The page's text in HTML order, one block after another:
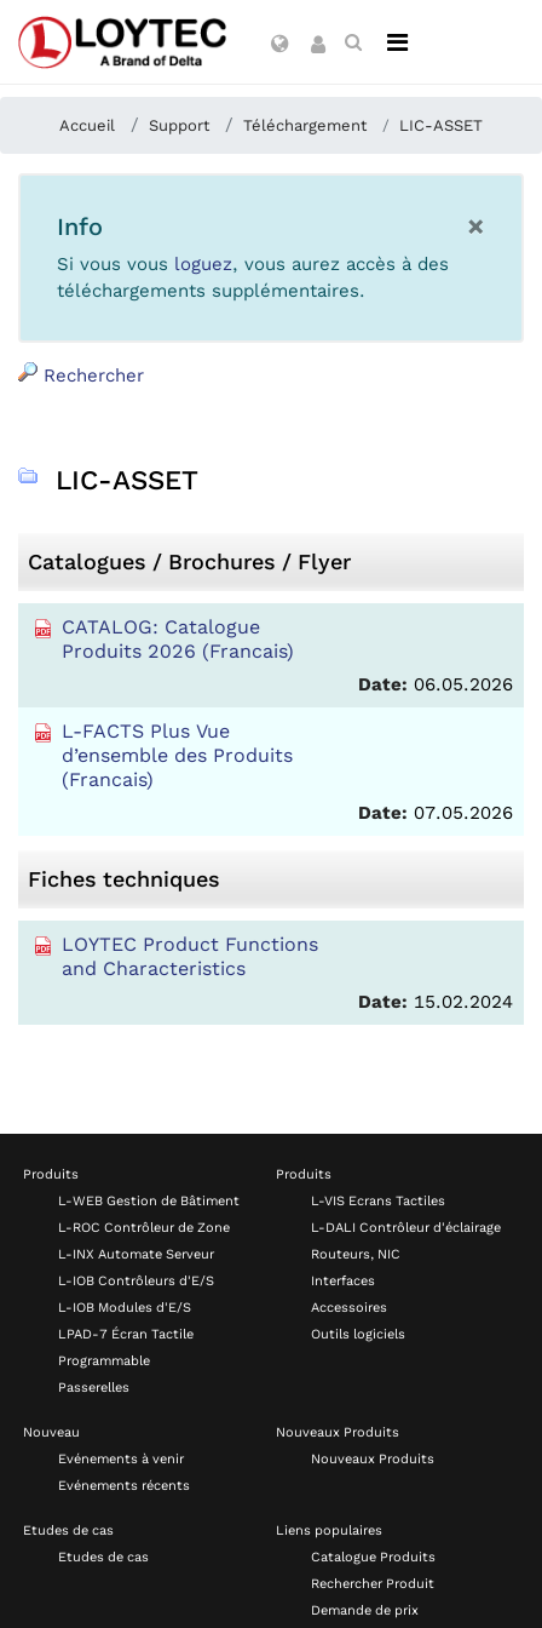
Accueil Support Téléchargement LIC-ASSET
×
Info
Si vous vous loguez, vous aurez accès à des
téléchargements supplémentaires.
Rechercher
LIC-ASSET
Catalogues / Brochures / Flyer
CATALOG: Catalogue
Produits 2026 (Francais)
Date: 06.05.2026
L-FACTS Plus Vue
d’ensemble des Produits
(Francais)
Date: 07.05.2026
Fiches techniques
LOYTEC Product Functions
and Characteristics
Date: 15.02.2024
Produits
L-WEB Gestion de Bâtiment
L-ROC Contrôleur de Zone
L-INX Automate Serveur
L-IOB Contrôleurs d'E/S
L-IOB Modules d'E/S
LPAD-7 Écran Tactile
Programmable
Passerelles
Produits
L-VIS Ecrans Tactiles
L-DALI Contrôleur d'éclairage
Routeurs, NIC
Interfaces
Accessoires
Outils logiciels
Nouveau
Evénements à venir
Evénements récents
Nouveaux Produits
Nouveaux Produits
Etudes de cas
Etudes de cas
Liens populaires
Catalogue Produits
Rechercher Produit
Demande de prix